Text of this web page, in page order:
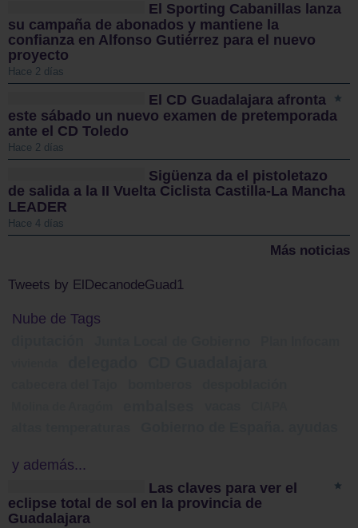
El Sporting Cabanillas lanza
su campaña de abonados y mantiene la
confianza en Alfonso Gutiérrez para el nuevo
proyecto
Hace 2 días
El CD Guadalajara afronta
este sábado un nuevo examen de pretemporada
ante el CD Toledo
Hace 2 días
Sigüenza da el pistoletazo
de salida a la II Vuelta Ciclista Castilla-La Mancha
LEADER
Hace 4 días
Más noticias
Tweets by ElDecanodeGuad1
Nube de Tags
y además...
Las claves para ver el
eclipse total de sol en la provincia de
Guadalajara